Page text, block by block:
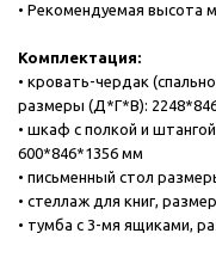
• Рекомендуемая высота
Комплектация:
• кровать-чердак
размеры (Д*Г*В):
• шкаф с полкой и
600*846*1356 мм
• письменный стол
• стеллаж для книг,
• тумба с 3-мя ящиками,